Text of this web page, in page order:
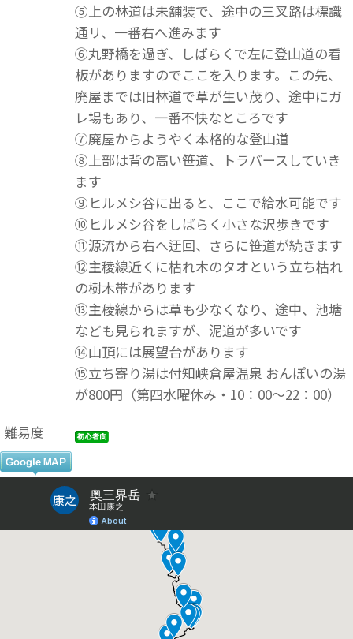
⑤上の林道は未舗装で、途中の三叉路は標識
通リ、一番右へ進みます
⑥丸野橋を過ぎ、しばらくで左に登山道の看
板がありますのでここを入ります。この先、
廃屋までは旧林道で草が生い茂り、途中にガ
レ場もあり、一番不快なところです
⑦廃屋からようやく本格的な登山道
⑧上部は背の高い笹道、トラバースしていき
ます
⑨ヒルメシ谷に出ると、ここで給水可能です
➉ヒルメシ谷をしばらく小さな沢歩きです
⑪源流から右へ迂回、さらに笹道が続きます
⑫主稜線近くに枯れ木のタオという立ち枯れ
の樹木帯があります
⑬主稜線からは草も少なくなり、途中、池塘
なども見られますが、泥道が多いです
⑭山頂には展望台があります
⑮立ち寄り湯は付知峡倉屋温泉 おんぽいの湯
が800円（第四水曜休み・10：00～22：00）
難易度